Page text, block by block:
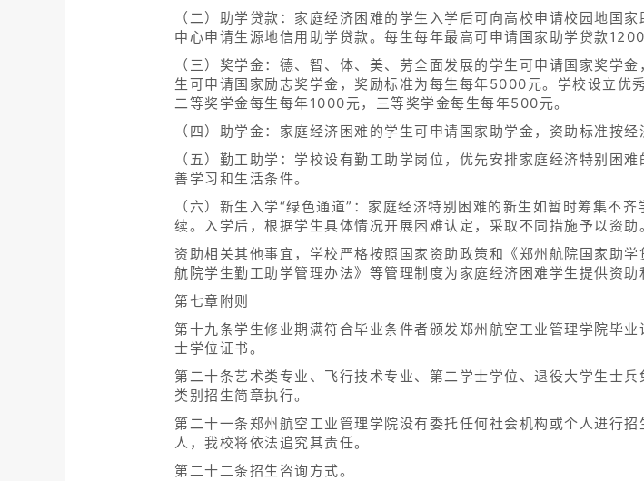
（二）助学贷款：家庭经济困难的学生入学后可向高校申请校园地国
中心申请生源地信用助学贷款。每生每年最高可申请国家助学贷款
（三）奖学金：德、智、体、美、劳全面发展的学生可申请国家奖学
生可申请国家励志奖学金，奖励标准为每生每年5000元。学校设立优
二等奖学金每生每年1000元，三等奖学金每生每年500元。
（四）助学金：家庭经济困难的学生可申请国家助学金，资助标准按
（五）勤工助学：学校设有勤工助学岗位，优先安排家庭经济特别困
善学习和生活条件。
（六）新生入学“绿色通道”：家庭经济特别困难的新生如暂时筹集不
续。入学后，根据学生具体情况开展困难认定，采取不同措施予以资助
资助相关其他事宜，学校严格按照国家资助政策和《郑州航院国家助
航院学生勤工助学管理办法》等管理制度为家庭经济困难学生提供资助
第七章附则
第十九条学生修业期满符合毕业条件者颁发郑州航空工业管理学院毕
士学位证书。
第二十条艺术类专业、飞行技术专业、第二学士学位、退役大学生士
类别招生简章执行。
第二十一条郑州航空工业管理学院没有委托任何社会机构或个人进行
人，我校将依法追究其责任。
第二十二条招生咨询方式。